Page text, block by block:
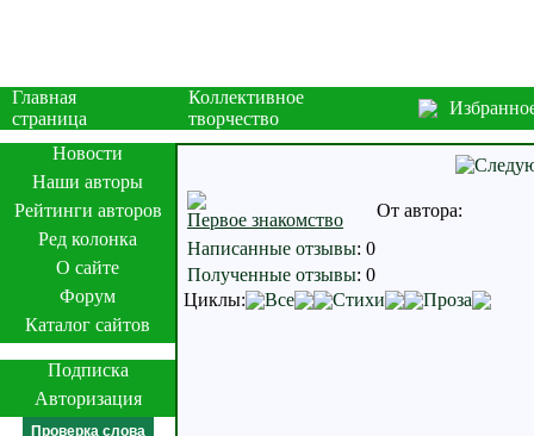
Главная
страница
Коллективное
творчество
Новости
Наши авторы
Рейтинги авторов
Ред колонка
О сайте
Форум
Каталог сайтов
Подписка
Авторизация
Проверка слова
Первое знакомство
От автора:
Написанные отзывы: 0
Полученные отзывы: 0
Циклы:
Все Стихи Проза